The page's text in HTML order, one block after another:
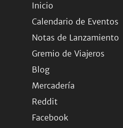
Inicio
Calendario de Eventos
Notas de Lanzamiento
Gremio de Viajeros
Blog
Mercadería
Reddit
Facebook